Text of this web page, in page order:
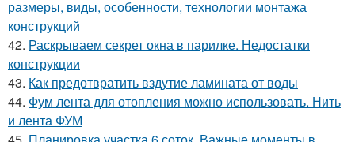
размеры, виды, особенности, технологии монтажа
конструкций
42. Раскрываем секрет окна в парилке. Недостатки
конструкции
43. Как предотвратить вздутие ламината от воды
44. Фум лента для отопления можно использовать. Нить
и лента ФУМ